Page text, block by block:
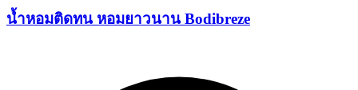
น้ำหอมติดทน หอมยาวนาน Bodibreze